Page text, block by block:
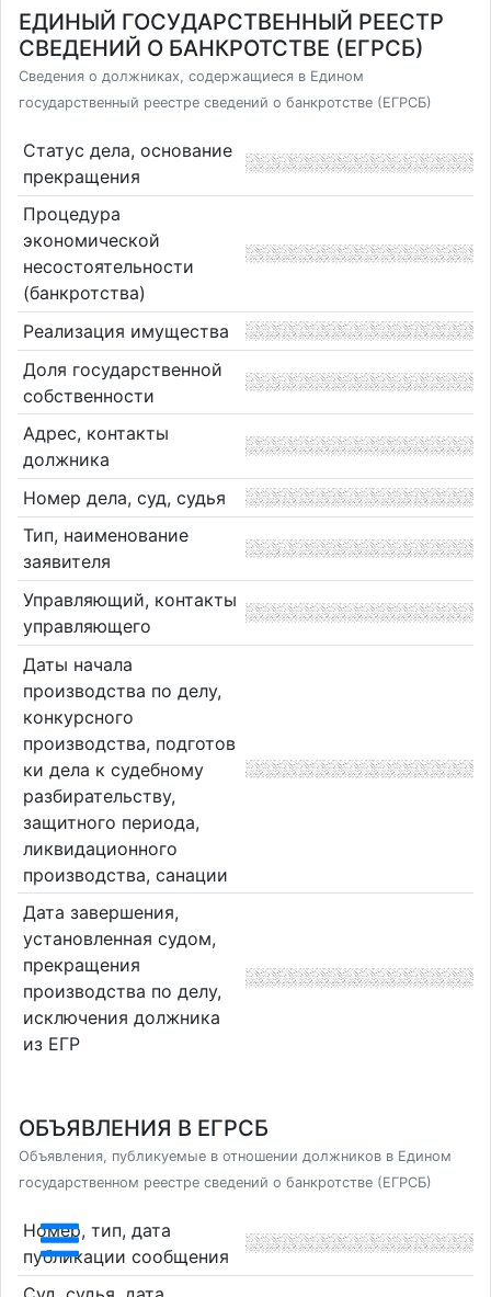
ЕДИНЫЙ ГОСУДАРСТВЕННЫЙ РЕЕСТР
СВЕДЕНИЙ О БАНКРОТСТВЕ (ЕГРСБ)
Сведения о должниках, содержащиеся в Едином
государственный реестре сведений о банкротстве (ЕГРСБ)
Статус дела, основание
прекращения
Процедура
экономической
несостоятельности
(банкротства)
Реализация имущества
Доля государственной
собственности
Адрес, контакты
должника
Номер дела, суд, судья
Тип, наименование
заявителя
Управляющий, контакты
управляющего
Даты начала
производства по делу,
конкурсного
производства, подготов
ки дела к судебному
разбирательству,
защитного периода,
ликвидационного
производства, санации
Дата завершения,
установленная судом,
прекращения
производства по делу,
исключения должника
из ЕГР
ОБЪЯВЛЕНИЯ В ЕГРСБ
Объявления, публикуемые в отношении должников в Едином
государственном реестре сведений о банкротстве (ЕГРСБ)
Номер, тип, дата
публикации сообщения